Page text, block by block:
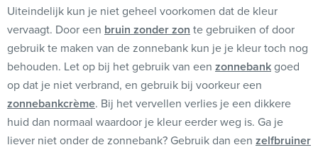
Uiteindelijk kun je niet geheel voorkomen dat de kleur
vervaagt. Door een bruin zonder zon te gebruiken of door
gebruik te maken van de zonnebank kun je je kleur toch nog
behouden. Let op bij het gebruik van een zonnebankgoed
op dat je niet verbrand, en gebruik bij voorkeur een
zonnebankcrème. Bij het vervellen verlies je een dikkere
huid dan normaal waardoor je kleur eerder weg is. Ga je
liever niet onder de zonnebank? Gebruik dan een zelfbruiner